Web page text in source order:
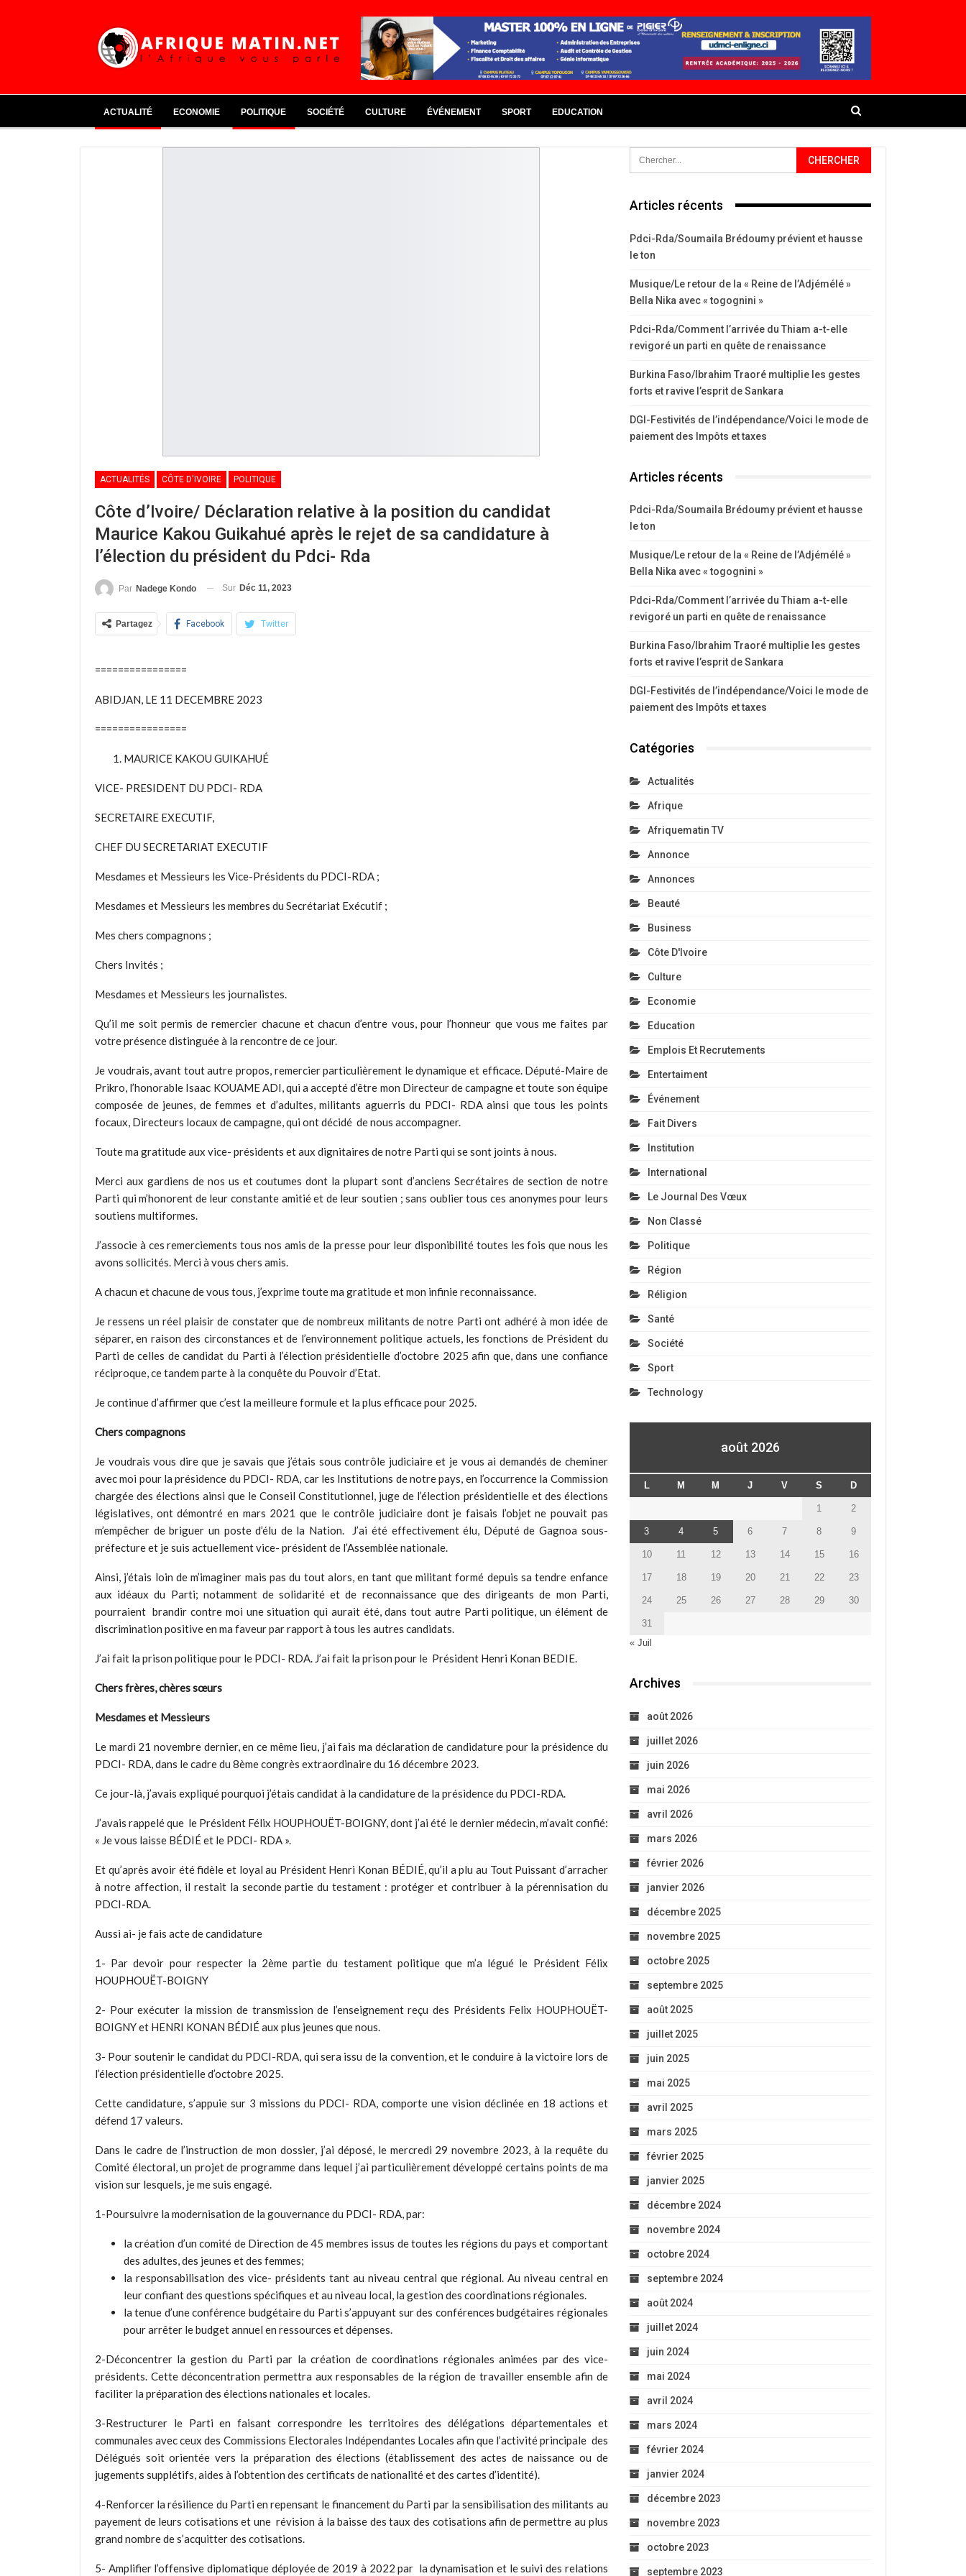
ACTUALITÉ ECONOMIE POLITIQUE SOCIÉTÉ CULTURE ÉVÉNEMENT SPORT EDUCATION
ACTUALITÉS CÔTE D'IVOIRE POLITIQUE
Côte d’Ivoire/ Déclaration relative à la position du candidat
Maurice Kakou Guikahué après le rejet de sa candidature à
l’élection du président du Pdci- Rda
Par Nadege Kondo Sur Déc 11, 2023
Partagez Facebook Twitter
================
ABIDJAN, LE 11 DECEMBRE 2023
================
MAURICE KAKOU GUIKAHUÉ
VICE- PRESIDENT DU PDCI- RDA
SECRETAIRE EXECUTIF,
CHEF DU SECRETARIAT EXECUTIF
Mesdames et Messieurs les Vice-Présidents du PDCI-RDA ;
Mesdames et Messieurs les membres du Secrétariat Exécutif ;
Mes chers compagnons ;
Chers Invités ;
Mesdames et Messieurs les journalistes.
Qu’il me soit permis de remercier chacune et chacun d’entre vous, pour l’honneur que vous me faites par
votre présence distinguée à la rencontre de ce jour.
Je voudrais, avant tout autre propos, remercier particulièrement le dynamique et efficace. Député-Maire de
Prikro, l’honorable Isaac KOUAME ADI, qui a accepté d’être mon Directeur de campagne et toute son équipe
composée de jeunes, de femmes et d’adultes, militants aguerris du PDCI- RDA ainsi que tous les points
focaux, Directeurs locaux de campagne, qui ont décidé de nous accompagner.
Toute ma gratitude aux vice- présidents et aux dignitaires de notre Parti qui se sont joints à nous.
Merci aux gardiens de nos us et coutumes dont la plupart sont d’anciens Secrétaires de section de notre
Parti qui m’honorent de leur constante amitié et de leur soutien ; sans oublier tous ces anonymes pour leurs
soutiens multiformes.
J’associe à ces remerciements tous nos amis de la presse pour leur disponibilité toutes les fois que nous les
avons sollicités. Merci à vous chers amis.
A chacun et chacune de vous tous, j’exprime toute ma gratitude et mon infinie reconnaissance.
Je ressens un réel plaisir de constater que de nombreux militants de notre Parti ont adhéré à mon idée de
séparer, en raison des circonstances et de l’environnement politique actuels, les fonctions de Président du
Parti de celles de candidat du Parti à l’élection présidentielle d’octobre 2025 afin que, dans une confiance
réciproque, ce tandem parte à la conquête du Pouvoir d’Etat.
Je continue d’affirmer que c’est la meilleure formule et la plus efficace pour 2025.
Chers compagnons
Je voudrais vous dire que je savais que j’étais sous contrôle judiciaire et je vous ai demandés de cheminer
avec moi pour la présidence du PDCI- RDA, car les Institutions de notre pays, en l’occurrence la Commission
chargée des élections ainsi que le Conseil Constitutionnel, juge de l’élection présidentielle et des élections
législatives, ont démontré en mars 2021 que le contrôle judiciaire dont je faisais l’objet ne pouvait pas
m’empêcher de briguer un poste d’élu de la Nation. J’ai été effectivement élu, Député de Gagnoa sous-
préfecture et je suis actuellement vice- président de l’Assemblée nationale.
Ainsi, j’étais loin de m’imaginer mais pas du tout alors, en tant que militant formé depuis sa tendre enfance
aux idéaux du Parti; notamment de solidarité et de reconnaissance que des dirigeants de mon Parti,
pourraient brandir contre moi une situation qui aurait été, dans tout autre Parti politique, un élément de
discrimination positive en ma faveur par rapport à tous les autres candidats.
J’ai fait la prison politique pour le PDCI- RDA. J’ai fait la prison pour le Président Henri Konan BEDIE.
Chers frères, chères sœurs
Mesdames et Messieurs
Le mardi 21 novembre dernier, en ce même lieu, j’ai fais ma déclaration de candidature pour la présidence du
PDCI- RDA, dans le cadre du 8ème congrès extraordinaire du 16 décembre 2023.
Ce jour-là, j’avais expliqué pourquoi j’étais candidat à la candidature de la présidence du PDCI-RDA.
J’avais rappelé que le Président Félix HOUPHOUËT-BOIGNY, dont j’ai été le dernier médecin, m’avait confié:
« Je vous laisse BÉDIÉ et le PDCI- RDA ».
Et qu’après avoir été fidèle et loyal au Président Henri Konan BÉDIÉ, qu’il a plu au Tout Puissant d’arracher
à notre affection, il restait la seconde partie du testament : protéger et contribuer à la pérennisation du
PDCI-RDA.
Aussi ai- je fais acte de candidature
1- Par devoir pour respecter la 2ème partie du testament politique que m’a légué le Président Félix
HOUPHOUËT-BOIGNY
2- Pour exécuter la mission de transmission de l’enseignement reçu des Présidents Felix HOUPHOUËT-
BOIGNY et HENRI KONAN BÉDIÉ aux plus jeunes que nous.
3- Pour soutenir le candidat du PDCI-RDA, qui sera issu de la convention, et le conduire à la victoire lors de
l’élection présidentielle d’octobre 2025.
Cette candidature, s’appuie sur 3 missions du PDCI- RDA, comporte une vision déclinée en 18 actions et
défend 17 valeurs.
Dans le cadre de l’instruction de mon dossier, j’ai déposé, le mercredi 29 novembre 2023, à la requête du
Comité électoral, un projet de programme dans lequel j’ai particulièrement développé certains points de ma
vision sur lesquels, je me suis engagé.
1-Poursuivre la modernisation de la gouvernance du PDCI- RDA, par:
la création d’un comité de Direction de 45 membres issus de toutes les régions du pays et comportant
des adultes, des jeunes et des femmes;
la responsabilisation des vice- présidents tant au niveau central que régional. Au niveau central en
leur confiant des questions spécifiques et au niveau local, la gestion des coordinations régionales.
la tenue d’une conférence budgétaire du Parti s’appuyant sur des conférences budgétaires régionales
pour arrêter le budget annuel en ressources et dépenses.
2-Déconcentrer la gestion du Parti par la création de coordinations régionales animées par des vice-
présidents. Cette déconcentration permettra aux responsables de la région de travailler ensemble afin de
faciliter la préparation des élections nationales et locales.
3-Restructurer le Parti en faisant correspondre les territoires des délégations départementales et
communales avec ceux des Commissions Electorales Indépendantes Locales afin que l’activité principale des
Délégués soit orientée vers la préparation des élections (établissement des actes de naissance ou de
jugements supplétifs, aides à l’obtention des certificats de nationalité et des cartes d’identité).
4-Renforcer la résilience du Parti en repensant le financement du Parti par la sensibilisation des militants au
payement de leurs cotisations et une révision à la baisse des taux des cotisations afin de permettre au plus
grand nombre de s’acquitter des cotisations.
5- Amplifier l’offensive diplomatique déployée de 2019 à 2022 par la dynamisation et le suivi des relations
Articles récents
Pdci-Rda/Soumaila Brédoumy prévient et hausse
le ton
Musique/Le retour de la « Reine de l’Adjémélé »
Bella Nika avec « togognini »
Pdci-Rda/Comment l’arrivée du Thiam a-t-elle
revigoré un parti en quête de renaissance
Burkina Faso/Ibrahim Traoré multiplie les gestes
forts et ravive l’esprit de Sankara
DGI-Festivités de l’indépendance/Voici le mode de
paiement des Impôts et taxes
Articles récents
Pdci-Rda/Soumaila Brédoumy prévient et hausse
le ton
Musique/Le retour de la « Reine de l’Adjémélé »
Bella Nika avec « togognini »
Pdci-Rda/Comment l’arrivée du Thiam a-t-elle
revigoré un parti en quête de renaissance
Burkina Faso/Ibrahim Traoré multiplie les gestes
forts et ravive l’esprit de Sankara
DGI-Festivités de l’indépendance/Voici le mode de
paiement des Impôts et taxes
Catégories
Actualités
Afrique
Afriquematin TV
Annonce
Annonces
Beauté
Business
Côte D'Ivoire
Culture
Economie
Education
Emplois Et Recrutements
Entertaiment
Événement
Fait Divers
Institution
International
Le Journal Des Vœux
Non Classé
Politique
Région
Réligion
Santé
Société
Sport
Technology
août 2026
L M M J V S D
1 2
3 4 5 6 7 8 9
10 11 12 13 14 15 16
17 18 19 20 21 22 23
24 25 26 27 28 29 30
31
« Juil
Archives
août 2026
juillet 2026
juin 2026
mai 2026
avril 2026
mars 2026
février 2026
janvier 2026
décembre 2025
novembre 2025
octobre 2025
septembre 2025
août 2025
juillet 2025
juin 2025
mai 2025
avril 2025
mars 2025
février 2025
janvier 2025
décembre 2024
novembre 2024
octobre 2024
septembre 2024
août 2024
juillet 2024
juin 2024
mai 2024
avril 2024
mars 2024
février 2024
janvier 2024
décembre 2023
novembre 2023
octobre 2023
septembre 2023